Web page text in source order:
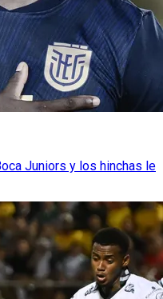
Juniors y los hinchas le